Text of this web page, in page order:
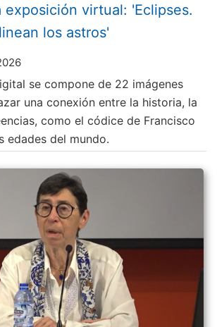
exposición virtual: 'Eclipses.
los astros'
se compone de 22 imágenes
una conexión entre la historia, la
como el códice de Francisco
edades del mundo.